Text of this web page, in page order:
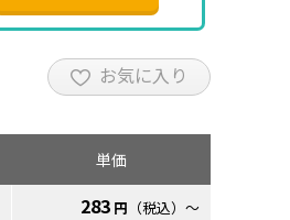
お気に入り
単価
283 円 （税込） ～